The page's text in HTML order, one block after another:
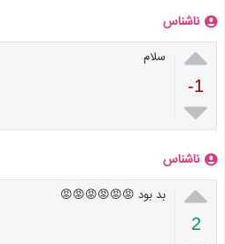
ناشناس

-1

سلام
ناشناس

2
بد بود 😡😡😡😡😡😡